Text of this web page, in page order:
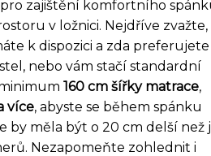
zajištění komfortního
v ložnici. Nejdříve zvažte,
k dispozici a zda preferujete
nebo vám stačí standardní
160 cm šířky matrace,
více, abyste se během spánku
by měla být o 20 cm delší než
Nezapomeňte zohlednit i